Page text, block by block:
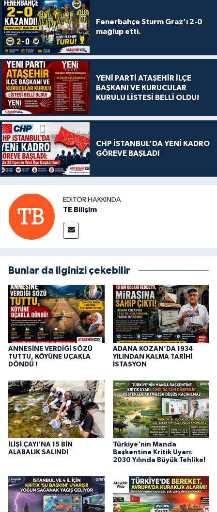
Fenerbahçe Sturm Graz’ı 2-0
mağlup etti.
YENİ PARTİ ATAŞEHİR İLÇE
BAŞKANI VE KURUCULAR
KURULU LİSTESİ BELLİ OLDU!
CHP İSTANBUL’DA YENİ KADRO
GÖREVE BAŞLADI
EDITÖR HAKKINDA
TE Bilişim
Bunlar da ilginizi çekebilir
ANNESİNE VERDİĞİ SÖZÜ
TUTTU, KÖYÜNE UÇAKLA
DÖNDÜ !
ADANA KOZAN’DA 1934
YILINDAN KALMA TARİHİ
İSTASYON
İLİŞİ ÇAYI'NA 15 BİN
ALABALIK SALINDI
Türkiye'nin Manda
Başkentine Kritik Uyarı:
2030 Yılında Büyük Tehlike!